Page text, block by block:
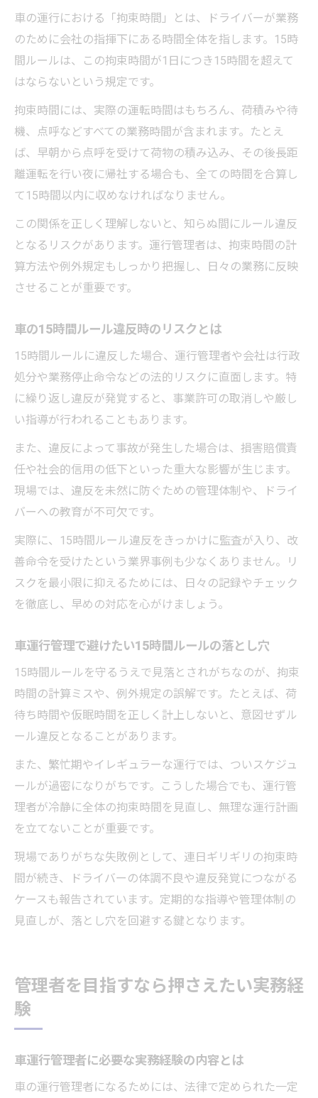
車の運行における「拘束時間」とは、ドライバーが業務
のために会社の指揮下にある時間全体を指します。15時
間ルールは、この拘束時間が1日につき15時間を超えて
はならないという規定です。
拘束時間には、実際の運転時間はもちろん、荷積みや待
機、点呼などすべての業務時間が含まれます。たとえ
ば、早朝から点呼を受けて荷物の積み込み、その後長距
離運転を行い夜に帰社する場合も、全ての時間を合算し
て15時間以内に収めなければなりません。
この関係を正しく理解しないと、知らぬ間にルール違反
となるリスクがあります。運行管理者は、拘束時間の計
算方法や例外規定もしっかり把握し、日々の業務に反映
させることが重要です。
車の15時間ルール違反時のリスクとは
15時間ルールに違反した場合、運行管理者や会社は行政
処分や業務停止命令などの法的リスクに直面します。特
に繰り返し違反が発覚すると、事業許可の取消しや厳し
い指導が行われることもあります。
また、違反によって事故が発生した場合は、損害賠償責
任や社会的信用の低下といった重大な影響が生じます。
現場では、違反を未然に防ぐための管理体制や、ドライ
バーへの教育が不可欠です。
実際に、15時間ルール違反をきっかけに監査が入り、改
善命令を受けたという業界事例も少なくありません。リ
スクを最小限に抑えるためには、日々の記録やチェック
を徹底し、早めの対応を心がけましょう。
車運行管理で避けたい15時間ルールの落とし穴
15時間ルールを守るうえで見落とされがちなのが、拘束
時間の計算ミスや、例外規定の誤解です。たとえば、荷
待ち時間や仮眠時間を正しく計上しないと、意図せずル
ール違反となることがあります。
また、繁忙期やイレギュラーな運行では、ついスケジュ
ールが過密になりがちです。こうした場合でも、運行管
理者が冷静に全体の拘束時間を見直し、無理な運行計画
を立てないことが重要です。
現場でありがちな失敗例として、連日ギリギリの拘束時
間が続き、ドライバーの体調不良や違反発覚につながる
ケースも報告されています。定期的な指導や管理体制の
見直しが、落とし穴を回避する鍵となります。
管理者を目指すなら押さえたい実務経
験
車運行管理者に必要な実務経験の内容とは
車の運行管理者になるためには、法律で定められた一定